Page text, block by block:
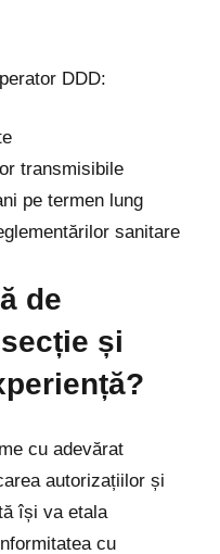
DDD:
transmisibile
pe termen lung
sanitare
de
și
cu adevărat
autorizațiilor și
își va etala
cu